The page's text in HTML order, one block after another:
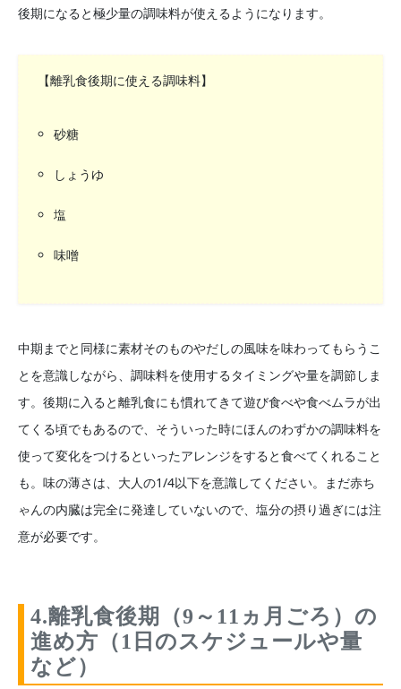
後期になると極少量の調味料が使えるようになります。
【離乳食後期に使える調味料】
砂糖
しょうゆ
塩
味噌
中期までと同様に素材そのものやだしの風味を味わってもらうこ
とを意識しながら、調味料を使用するタイミングや量を調節しま
す。後期に入ると離乳食にも慣れてきて遊び食べや食べムラが出
てくる頃でもあるので、そういった時にほんのわずかの調味料を
使って変化をつけるといったアレンジをすると食べてくれること
も。味の薄さは、大人の1/4以下を意識してください。まだ赤ち
ゃんの内臓は完全に発達していないので、塩分の摂り過ぎには注
意が必要です。
4.離乳食後期（9～11ヵ月ごろ）の
進め方（1日のスケジュールや量
など）